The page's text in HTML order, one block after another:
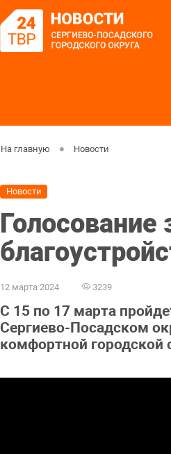
На главную Новости
Новости
12 марта 2024 3239
С 15 по 17 марта
Сергиево-Посадском
комфортной городской